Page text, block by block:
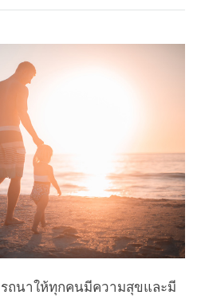
ถนาให้ทุกคนมีความสุขและมี